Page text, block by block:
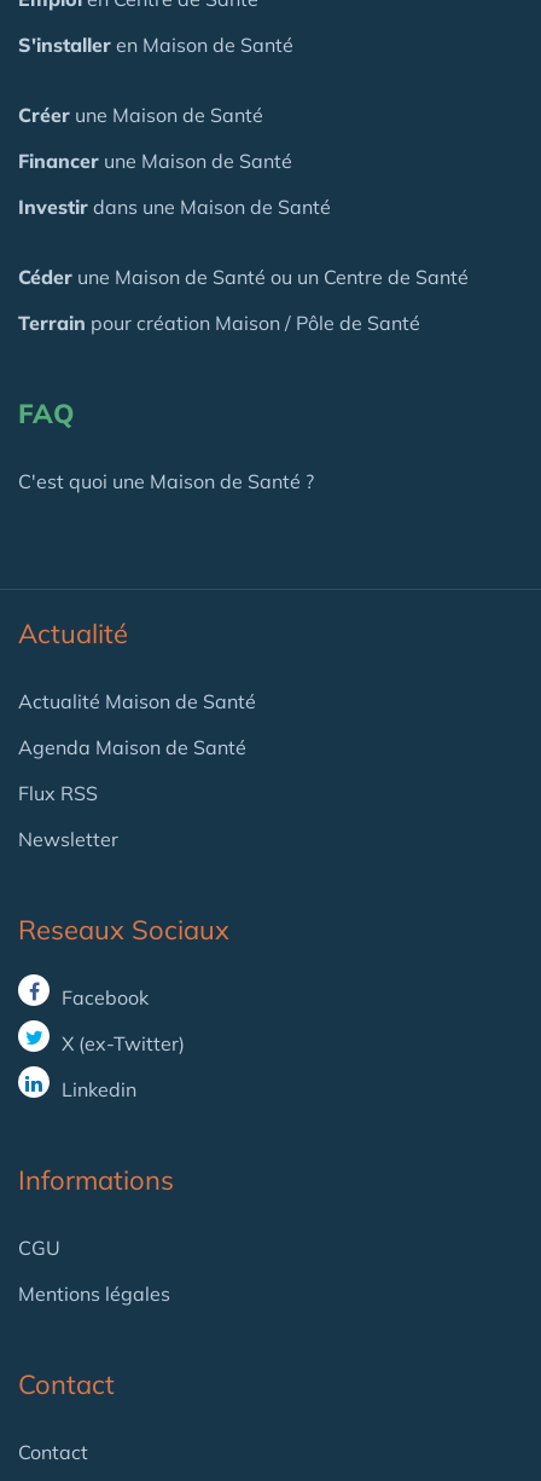
S'installer en Maison de Santé
Créer une Maison de Santé
Financer une Maison de Santé
Investir dans une Maison de Santé
Céder une Maison de Santé ou un Centre de Santé
Terrain pour création Maison / Pôle de Santé
FAQ
C'est quoi une Maison de Santé ?
Actualité
Actualité Maison de Santé
Agenda Maison de Santé
Flux RSS
Newsletter
Reseaux Sociaux
Facebook
X (ex-Twitter)
Linkedin
Informations
CGU
Mentions légales
Contact
Contact